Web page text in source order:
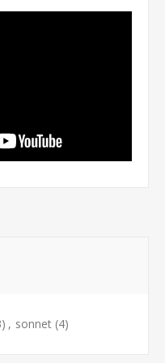
, sonnet (4)